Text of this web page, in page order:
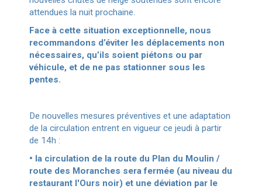
attendues la nuit prochaine.
Face à cette situation exceptionnelle, nous
recommandons d’éviter les déplacements non
nécessaires, qu’ils soient piétons ou par
véhicule, et de ne pas stationner sous les
pentes.
De nouvelles mesures préventives et une adaptation
de la circulation entrent en vigueur ce jeudi à partir
de 14h :
• la circulation de la route du Plan du Moulin /
route des Moranches sera fermée (au niveau du
restaurant l'Ours noir) et une déviation par le